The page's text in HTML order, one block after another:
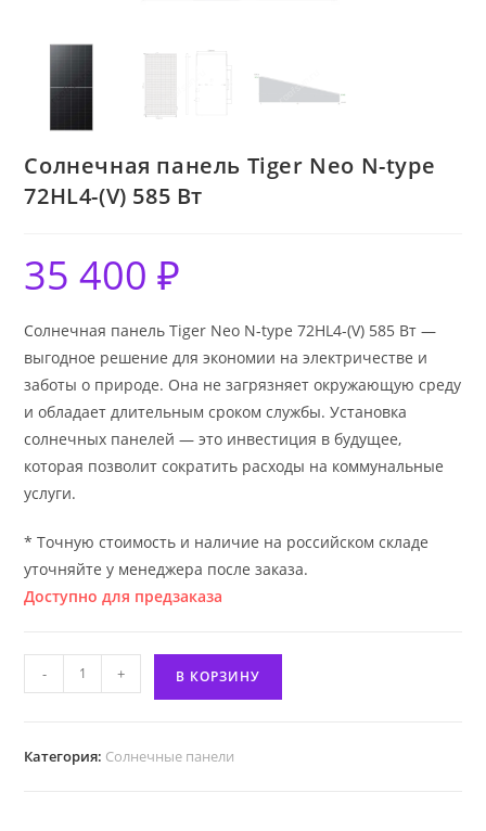
Солнечная панель Tiger Neo N-type
72HL4-(V) 585 Вт
35 400₽
Солнечная панель Tiger Neo N-type 72HL4-(V) 585 Вт —
выгодное решение для экономии на электричестве и
заботы о природе. Она не загрязняет окружающую среду
и обладает длительным сроком службы. Установка
солнечных панелей — это инвестиция в будущее,
которая позволит сократить расходы на коммунальные
услуги.
* Точную стоимость и наличие на российском складе
уточняйте у менеджера после заказа.
Доступно для предзаказа
Количество
товара
панель
- + В КОРЗИНУ
Категория: Солнечные панели